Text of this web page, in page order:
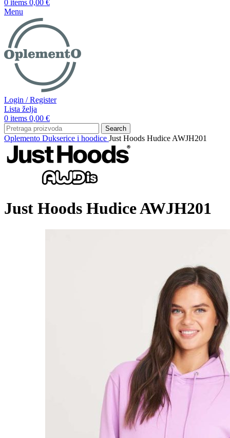
0 items 0,00 €
Menu
Login / Register
Lista želja
0 items 0,00 €
Search
Oplemento Dukserice i hoodice Just Hoods Hudice AWJH201
Just Hoods Hudice AWJH201